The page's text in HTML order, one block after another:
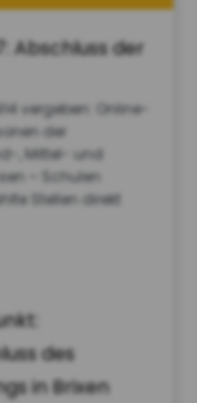
Abschluss der
vergeben: Online-
der
, Mittel- und
– Schulen
Stellen direkt
des
in Brixen